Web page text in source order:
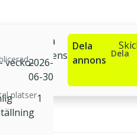
vecko-2026-
06-30
platser1
Dela
annons
Dela
Ansök via
arbetsgivarens
hemsida